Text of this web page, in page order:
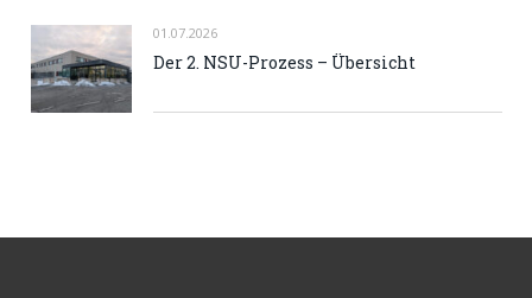
01.07.2026
Der 2. NSU-Prozess – Übersicht